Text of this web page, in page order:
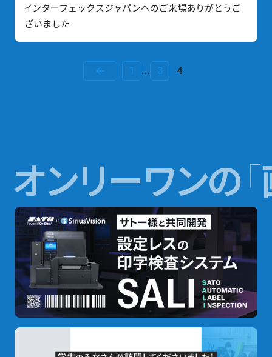
インターフェックスジャパンへのご来場ありがとうご
ざいました
稿
← 1 … 3 4
オンリーワンの「